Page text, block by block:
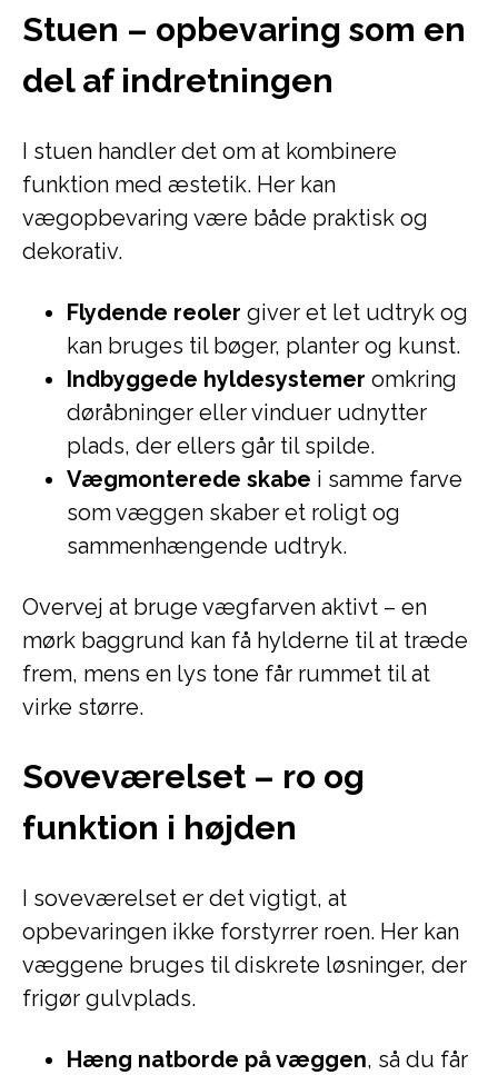
Stuen – opbevaring som en
del af indretningen
I stuen handler det om at kombinere
funktion med æstetik. Her kan
vægopbevaring være både praktisk og
dekorativ.
Flydende reoler giver et let udtryk og
kan bruges til bøger, planter og kunst.
Indbyggede hyldesystemer omkring
døråbninger eller vinduer udnytter
plads, der ellers går til spilde.
Vægmonterede skabe i samme farve
som væggen skaber et roligt og
sammenhængende udtryk.
Overvej at bruge vægfarven aktivt – en
mørk baggrund kan få hylderne til at træde
frem, mens en lys tone får rummet til at
virke større.
Soveværelset – ro og
funktion i højden
I soveværelset er det vigtigt, at
opbevaringen ikke forstyrrer roen. Her kan
væggene bruges til diskrete løsninger, der
frigør gulvplads.
Hæng natborde på væggen, så du får